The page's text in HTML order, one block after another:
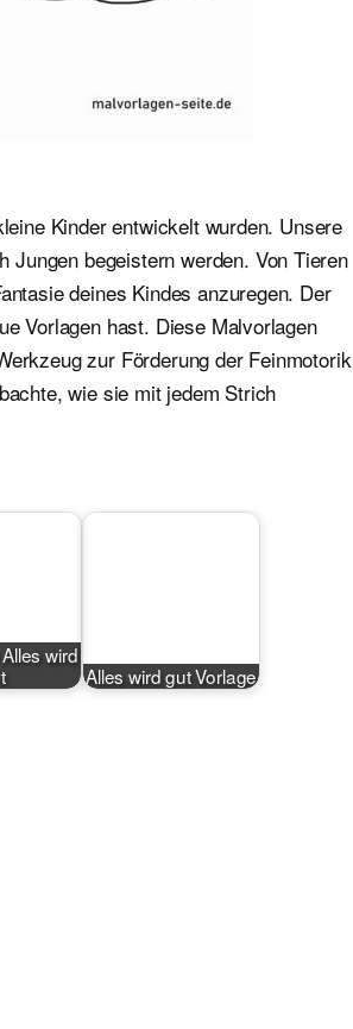
Kinder entwickelt wurden. Unsere
Jungen begeistern werden. Von Tieren
deines Kindes anzuregen. Der
Vorlagen hast. Diese Malvorlagen
zur Förderung der Feinmotorik
wie sie mit jedem Strich
wird
Alles wird gut Vorlage